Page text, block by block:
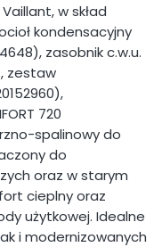
w skład
kondensacyjny
zasobnik c.w.u.
zestaw
720
spalinowy do
do
oraz w starym
cieplny oraz
użytkowej. Idealne
i modernizowanych